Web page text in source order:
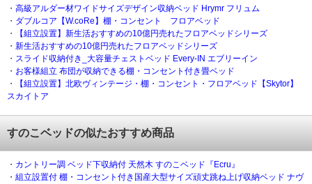
・ 高級アルダー材ワイドサイズデザイン収納ベッド Hrymr フリュム
・ ダブルコア【W.coRe】棚・コンセント フロアベッド
・
【組立設置】新生活おすすめの10億円売れたフロアベッドシリーズ
・ 新生活おすすめの10億円売れたフロアベッドシリーズ
・ スライド収納付き_大容量チェストベッド Every-IN エブリーイン
・ お客様組立 布団が収納できる棚・コンセント付き畳ベッド
・
【組立設置】北欧ヴィンテージ・棚・コンセント・フロアベッド【Skytor】
スカイトア
すのこベッドの似たおすすめ商品
・ カントリー調 ベッド下収納付 天然木 すのこベッド『Ecru』
・ 組立設置付 棚・コンセント付き国産大型サイズ頑丈跳ね上げ収納ベッド ナヴ